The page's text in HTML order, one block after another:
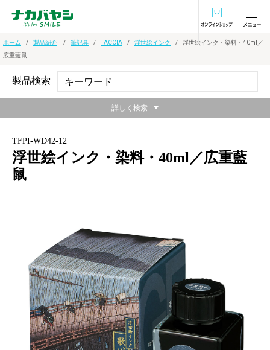
オンラインショ
ホーム 製品紹介 筆記具 TACCIA 浮世絵インク
浮世絵インク・染料・40ml／
広重藍鼠
TFPI-WD42-12
浮世絵インク・染料・40ml／広重藍
鼠
・浮世絵をイメージしてカラー調色した万年筆
用・水性染料インクです。
メーカー希望小売価格：
¥1,760+ 税
製品検索
詳しく検索